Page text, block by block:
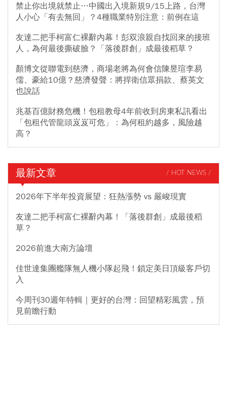
禁止你出境就禁止…中國出入境新規9/15上路，台灣
人小心「有去無回」？4種職業特別注意：前例在這
友達二把手柯富仁裸辭內幕！彭双浪親自找回來的接班
人，為何最後撕破臉？「落後群創」成最後稻草？
顏博文從聯電到慈濟，商場老將為何會信陳昱瑄李易
儒、豪給10億？慈濟發聲：將捍衛信眾捐款、蔡英文
也說話
兆基百億財務危機！包租教母4年前收到房東私訊看出
「包租代管龍頭岌岌可危」：為何租約越多，風險越
高？
最新文章 / HOT NEWS /
2026年下半年投資展望：狂熱漲勢 vs 嚴峻現實
友達二把手柯富仁裸辭內幕！「落後群創」成最後稻
草？
2026前進大南方論壇
佳世達集團艦隊無人機小隊起飛！鎖定美日頂級客戶切
入
今周刊30週年特輯｜更好的台灣：回望精彩風雲，預
見前瞻行動